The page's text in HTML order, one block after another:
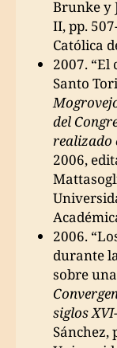
Brunke y
II, pp.
Católica
2007. “El
Santo
del
realizado
2006,
2006.
durante
sobre
siglos
Sánchez,